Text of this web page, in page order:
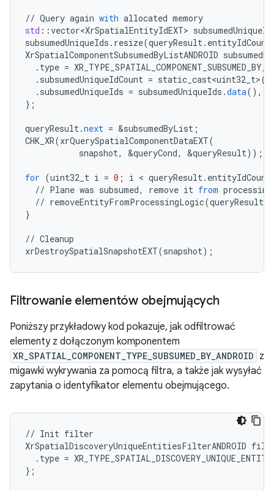
// Query again with allocated memory
std : :vector<XrSpatialEntityIdEXT>
subsumedUniqueIds . resize(queryResult.
XrSpatialComponentSubsumedByListANDROID
. type =
. subsumedUniqueIdCount = static_cast<uint32_t>(
. subsumedUniqueIds = subsumedUniqueIds .data(),
} ;
queryResult.next = &subsumedByList ;
CHK_XR(xrQuerySpatialComponentDataEXT(
snapshot, &queryCond, &queryResult));
for (uint32_t i = 0 ; i < queryResult.
// Plane was subsumed, remove it from processing
// removeEntityFromProcessingLogic(queryResult
}
// Cleanup
xrDestroySpatialSnapshotEXT(snapshot);
Filtrowanie elementów obejmujących
Poniższy przykładowy kod pokazuje, jak odfiltrować
elementy z dołączonym komponentem
XR_SPATIAL_COMPONENT_TYPE_SUBSUMED_BY_ANDROID z
migawki wykrywania za pomocą filtra, a także jak wysyłać
zapytania o identyfikator elementu obejmującego.
// Init filter
XrSpatialDiscoveryUniqueEntitiesFilterANDROID
. type =
};